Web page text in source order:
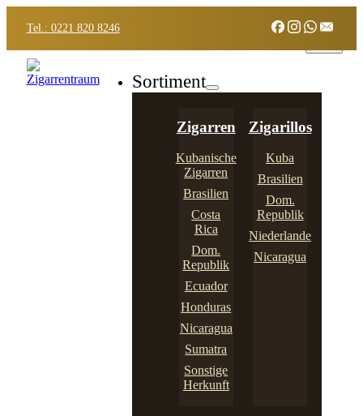
Tel.: 0221 820 8246
Sortiment
Zigarren
Kubanische
Zigarren
Brasilien
Costa
Rica
Dom.
Republik
Ecuador
Honduras
Nicaragua
Sumatra
Sonstige
Herkunft
Zigarillos
Kuba
Brasilien
Dom.
Republik
Niederlande
Nicaragua